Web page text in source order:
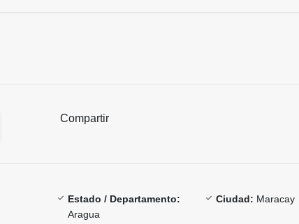
Compartir
Estado / Departamento:
Aragua
Ciudad: Maracay